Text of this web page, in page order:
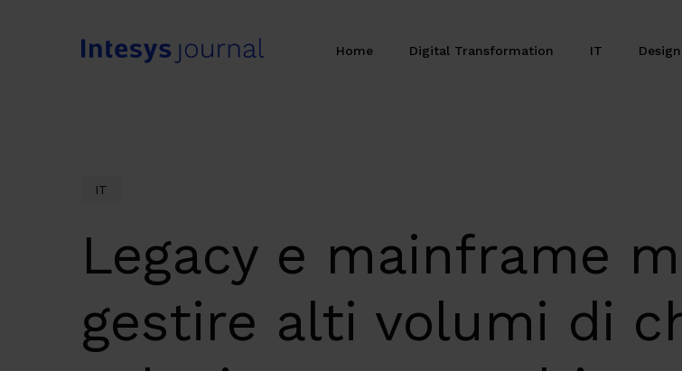
Home Digital Transformation IT Design
IT
Legacy e mainframe
gestire alti volumi di